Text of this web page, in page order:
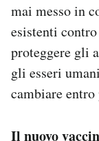
mai messo in
esistenti
proteggere gli
gli esseri
cambiare
Il nuovo